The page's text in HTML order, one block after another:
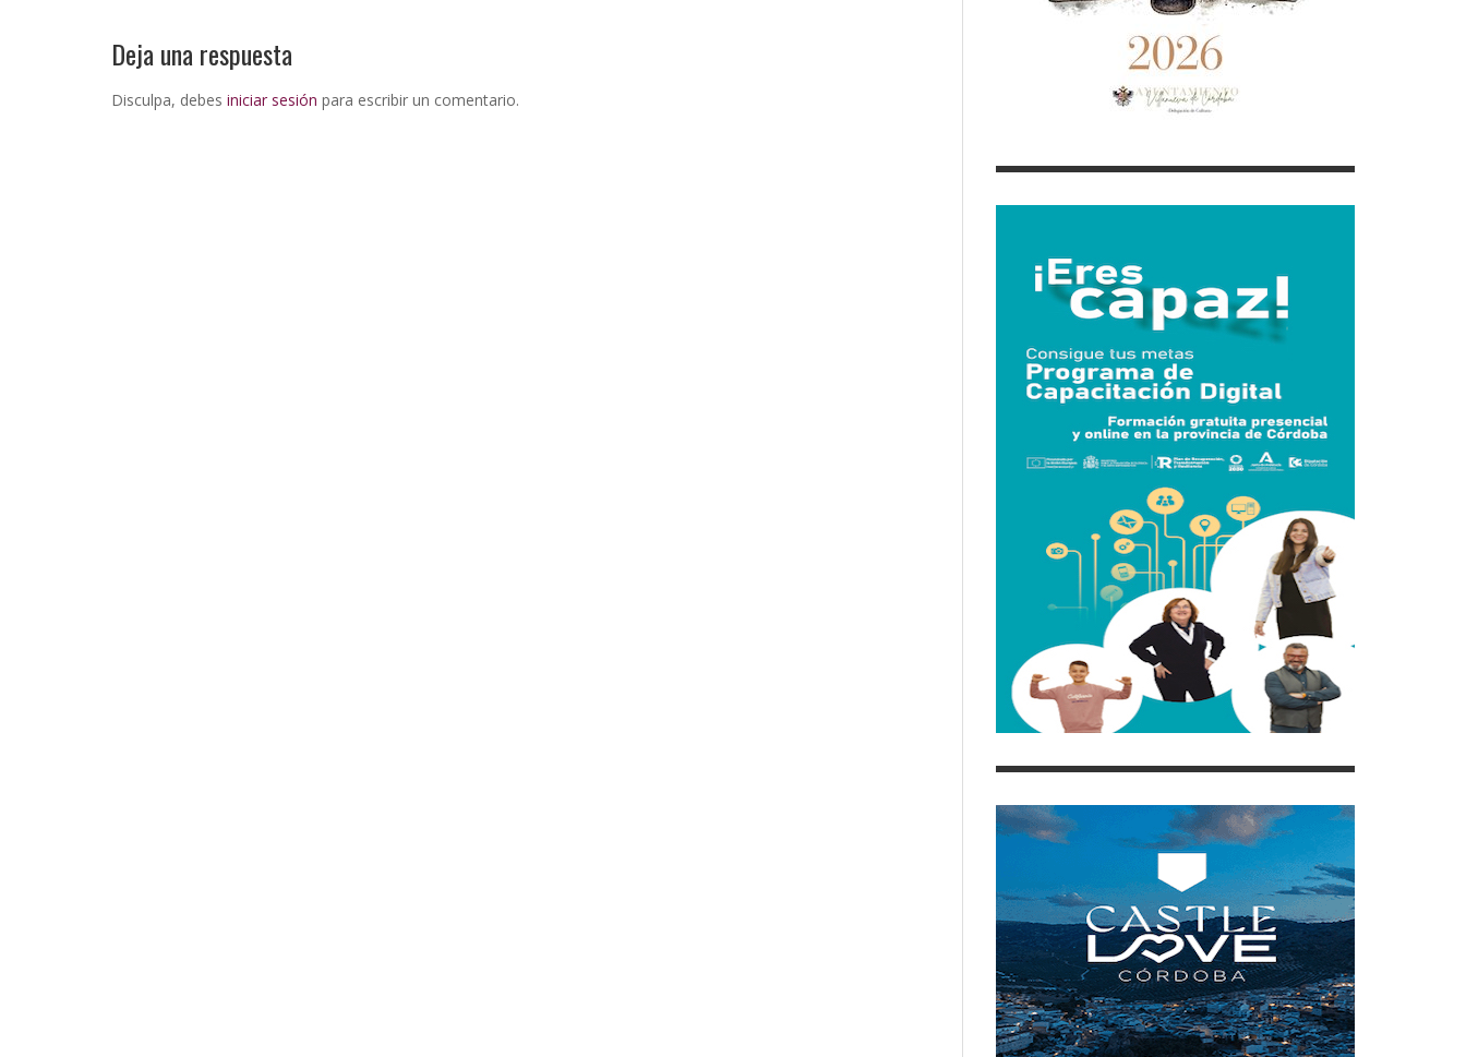
Deja una respuesta
Disculpa, debes iniciar sesión para escribir un comentario.